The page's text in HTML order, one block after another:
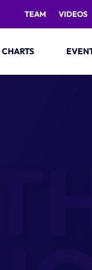
TEAM VIDEOS
CHARTS